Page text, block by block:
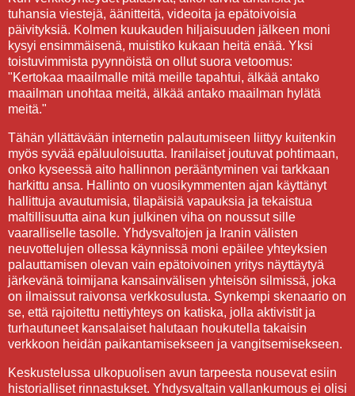
tuhansia viestejä, äänitteitä, videoita ja epätoivoisia
päivityksiä. Kolmen kuukauden hiljaisuuden jälkeen moni
kysyi ensimmäisenä, muistiko kukaan heitä enää. Yksi
toistuvimmista pyynnöistä on ollut suora vetoomus:
"Kertokaa maailmalle mitä meille tapahtui, älkää antako
maailman unohtaa meitä, älkää antako maailman hylätä
meitä."
Tähän yllättävään internetin palautumiseen liittyy kuitenkin
myös syvää epäluuloisuutta. Iranilaiset joutuvat pohtimaan,
onko kyseessä aito hallinnon perääntyminen vai tarkkaan
harkittu ansa. Hallinto on vuosikymmenten ajan käyttänyt
hallittuja avautumisia, tilapäisiä vapauksia ja tekaistua
maltillisuutta aina kun julkinen viha on noussut sille
vaaralliselle tasolle. Yhdysvaltojen ja Iranin välisten
neuvottelujen ollessa käynnissä moni epäilee yhteyksien
palauttamisen olevan vain epätoivoinen yritys näyttäytyä
järkevänä toimijana kansainvälisen yhteisön silmissä, joka
on ilmaissut raivonsa verkkosulusta. Synkempi skenaario on
se, että rajoitettu nettiyhteys on katiska, jolla aktivistit ja
turhautuneet kansalaiset halutaan houkutella takaisin
verkkoon heidän paikantamisekseen ja vangitsemisekseen.
Keskustelussa ulkopuolisen avun tarpeesta nousevat esiin
historialliset rinnastukset. Yhdysvaltain vallankumous ei olisi